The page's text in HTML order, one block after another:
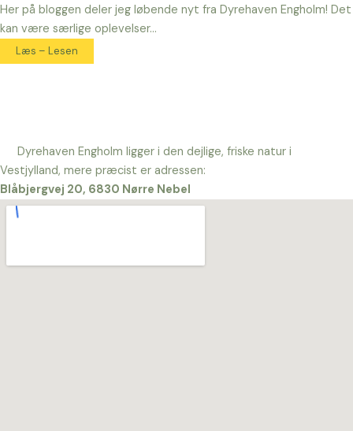
Her på bloggen deler jeg løbende nyt fra Dyrehaven Engholm! Det
kan være særlige oplevelser…
Læs – Lesen
Dyrehaven Engholm ligger i den dejlige, friske natur i
Vestjylland, mere præcist er adressen:
Blåbjergvej 20, 6830 Nørre Nebel